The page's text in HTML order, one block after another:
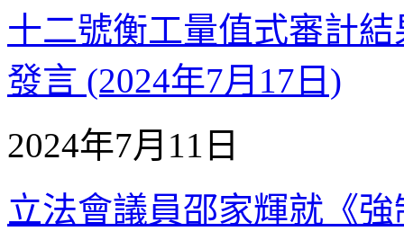
十二號衡工量值式審計
發言 (2024年7月17日)
2024年7月11日
立法會議員邵家輝就《